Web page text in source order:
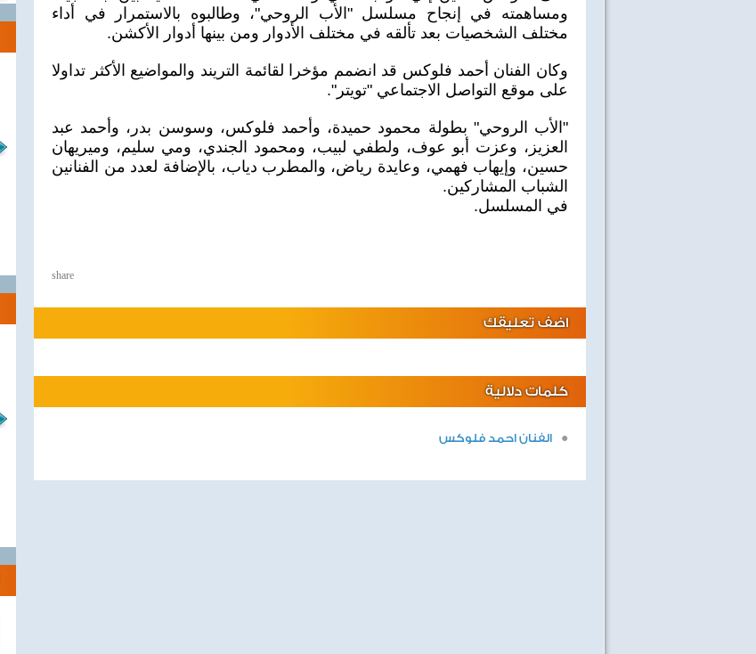
ومساهمته في إنجاح مسلسل "الأب الروحي"، وطالبوه بالاستمرار في أداء
مختلف الشخصيات بعد تألقه في مختلف الأدوار ومن بينها أدوار الأكشن.
وكان الفنان أحمد فلوكس قد انضمم مؤخرا لقائمة التريند والمواضيع الأكثر تداولا
على موقع التواصل الاجتماعي "تويتر".
"الأب الروحي" بطولة محمود حميدة، وأحمد فلوكس، وسوسن بدر، وأحمد عبد
العزيز، وعزت أبو عوف، ولطفي لبيب، ومحمود الجندي، ومي سليم، وميريهان
حسين، وإيهاب فهمي، وعايدة رياض، والمطرب دياب، بالإضافة لعدد من الفنانين
الشباب المشاركين.
في المسلسل.
share
اضف تعليقك
كلمات دلالية
الفنان احمد فلوكس